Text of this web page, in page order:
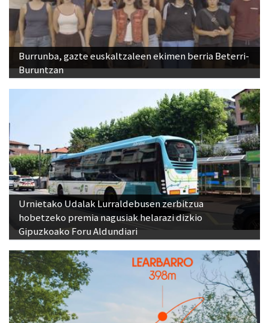
Burrunba, gazte euskaltzaleen ekimen berria Beterri-
Buruntzan
Urnietako Udalak Lurraldebusen zerbitzua
hobetzeko premia nagusiak helarazi dizkio
Gipuzkoako Foru Aldundiari